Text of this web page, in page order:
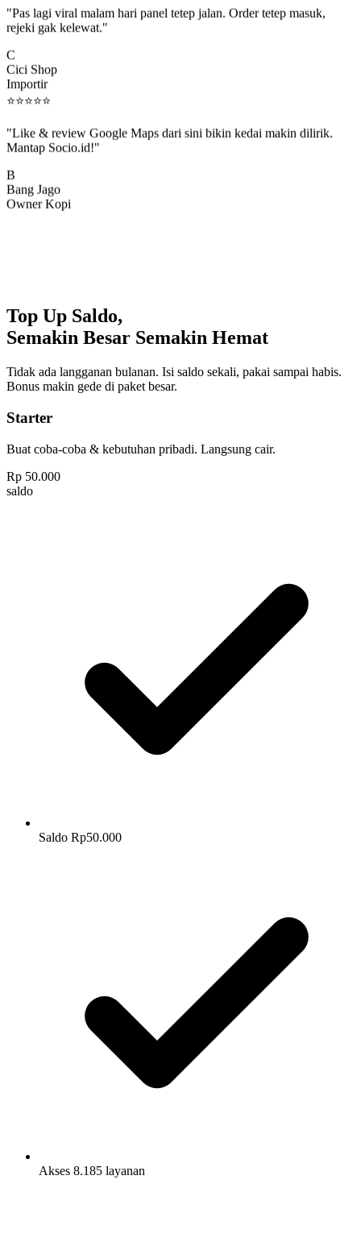
rejeki gak kelewat."
Cici Shop
Importir
⭐⭐⭐⭐⭐
Mantap Socio.id!"
Bang Jago
Owner Kopi
Top Up Saldo,
Semakin Besar Semakin Hemat
Tidak ada langganan bulanan. Isi saldo sekali, pakai sampai habis.
Bonus makin gede di paket besar.
Starter
Buat coba-coba & kebutuhan pribadi. Langsung cair.
Rp 50.000
saldo
Saldo Rp50.000
Akses 8.185 layanan